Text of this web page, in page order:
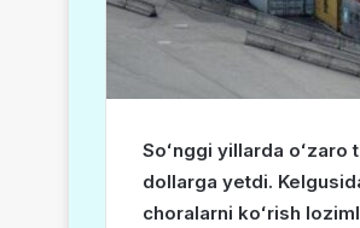
Soʻnggi yillarda
dollarga yetdi.
choralarni koʻrish